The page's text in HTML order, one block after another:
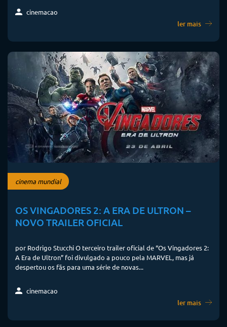
cinemacao
ler mais
cinema mundial
OS VINGADORES 2: A ERA DE ULTRON –
NOVO TRAILER OFICIAL
por Rodrigo Stucchi O terceiro trailer oficial de “Os Vingadores 2:
A Era de Ultron” foi divulgado a pouco pela MARVEL, mas já
despertou os fãs para uma série de novas...
cinemacao
ler mais